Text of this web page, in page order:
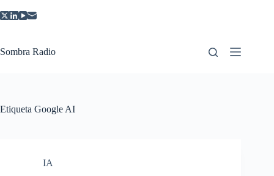
al
Sombra Radio
Etiqueta Google AI
IA